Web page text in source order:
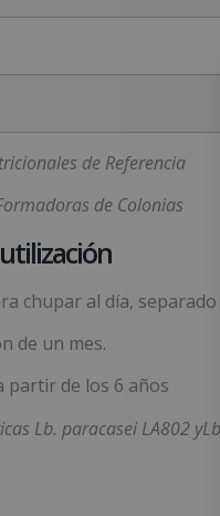
de Referencia
de Colonias
chupar al día, separado
de un mes.
partir de los 6 años
Lb. paracasei LA802